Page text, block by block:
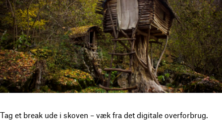
Tag et break ude i skoven – væk fra det digitale overforbrug.